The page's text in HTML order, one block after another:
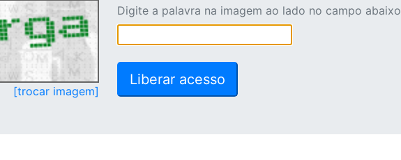
[trocar imagem]
Digite a palavra na imagem ao lado no campo abaixo